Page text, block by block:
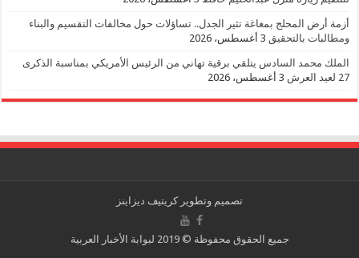
أزمة أرض المحلج بمغاغة تثير الجدل.. تساؤلات حول مخالفات التقسيم والبناء
ومطالبات بالتحقيق 3 أغسطس، 2026
الملك محمد السادس يتلقي برقية تهاني من الرئيس الأمريكي بمناسبة الذكرى
27 لعيد العرش
3 أغسطس، 2026
تصميم وتطويركريتيف ديزاينز
جميع الحقوق محفوظة © 2019 لبوابة الأخبار العربية